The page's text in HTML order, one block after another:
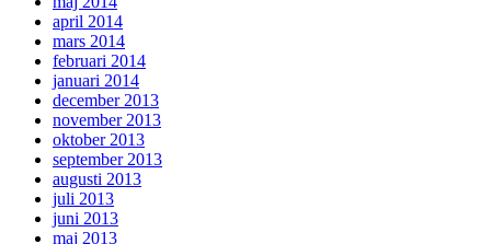
april 2014
mars 2014
februari 2014
januari 2014
december 2013
november 2013
oktober 2013
september 2013
augusti 2013
juli 2013
juni 2013
maj 2013